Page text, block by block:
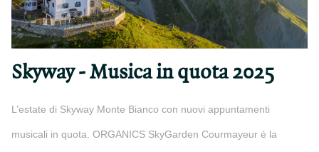
Skyway - Musica in quota 2025
L’estate di Skyway Monte Bianco con nuovi appuntamenti
musicali in quota. ORGANICS SkyGarden Courmayeur è la